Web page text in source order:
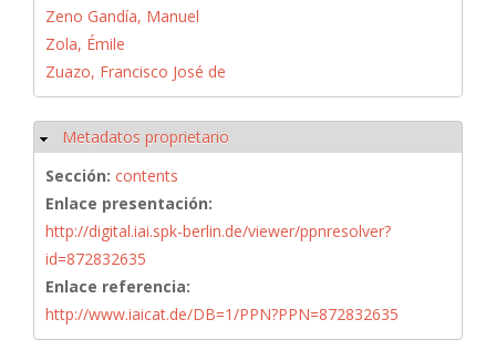
Zeno Gandía, Manuel
Zola, Émile
Zuazo, Francisco José de
Ocultar
Metadatos proprietario
Sección: contents
Enlace presentación:
http://digital.iai.spk-berlin.de/viewer/ppnresolver?
id=872832635
Enlace referencia:
http://www.iaicat.de/DB=1/PPN?PPN=872832635